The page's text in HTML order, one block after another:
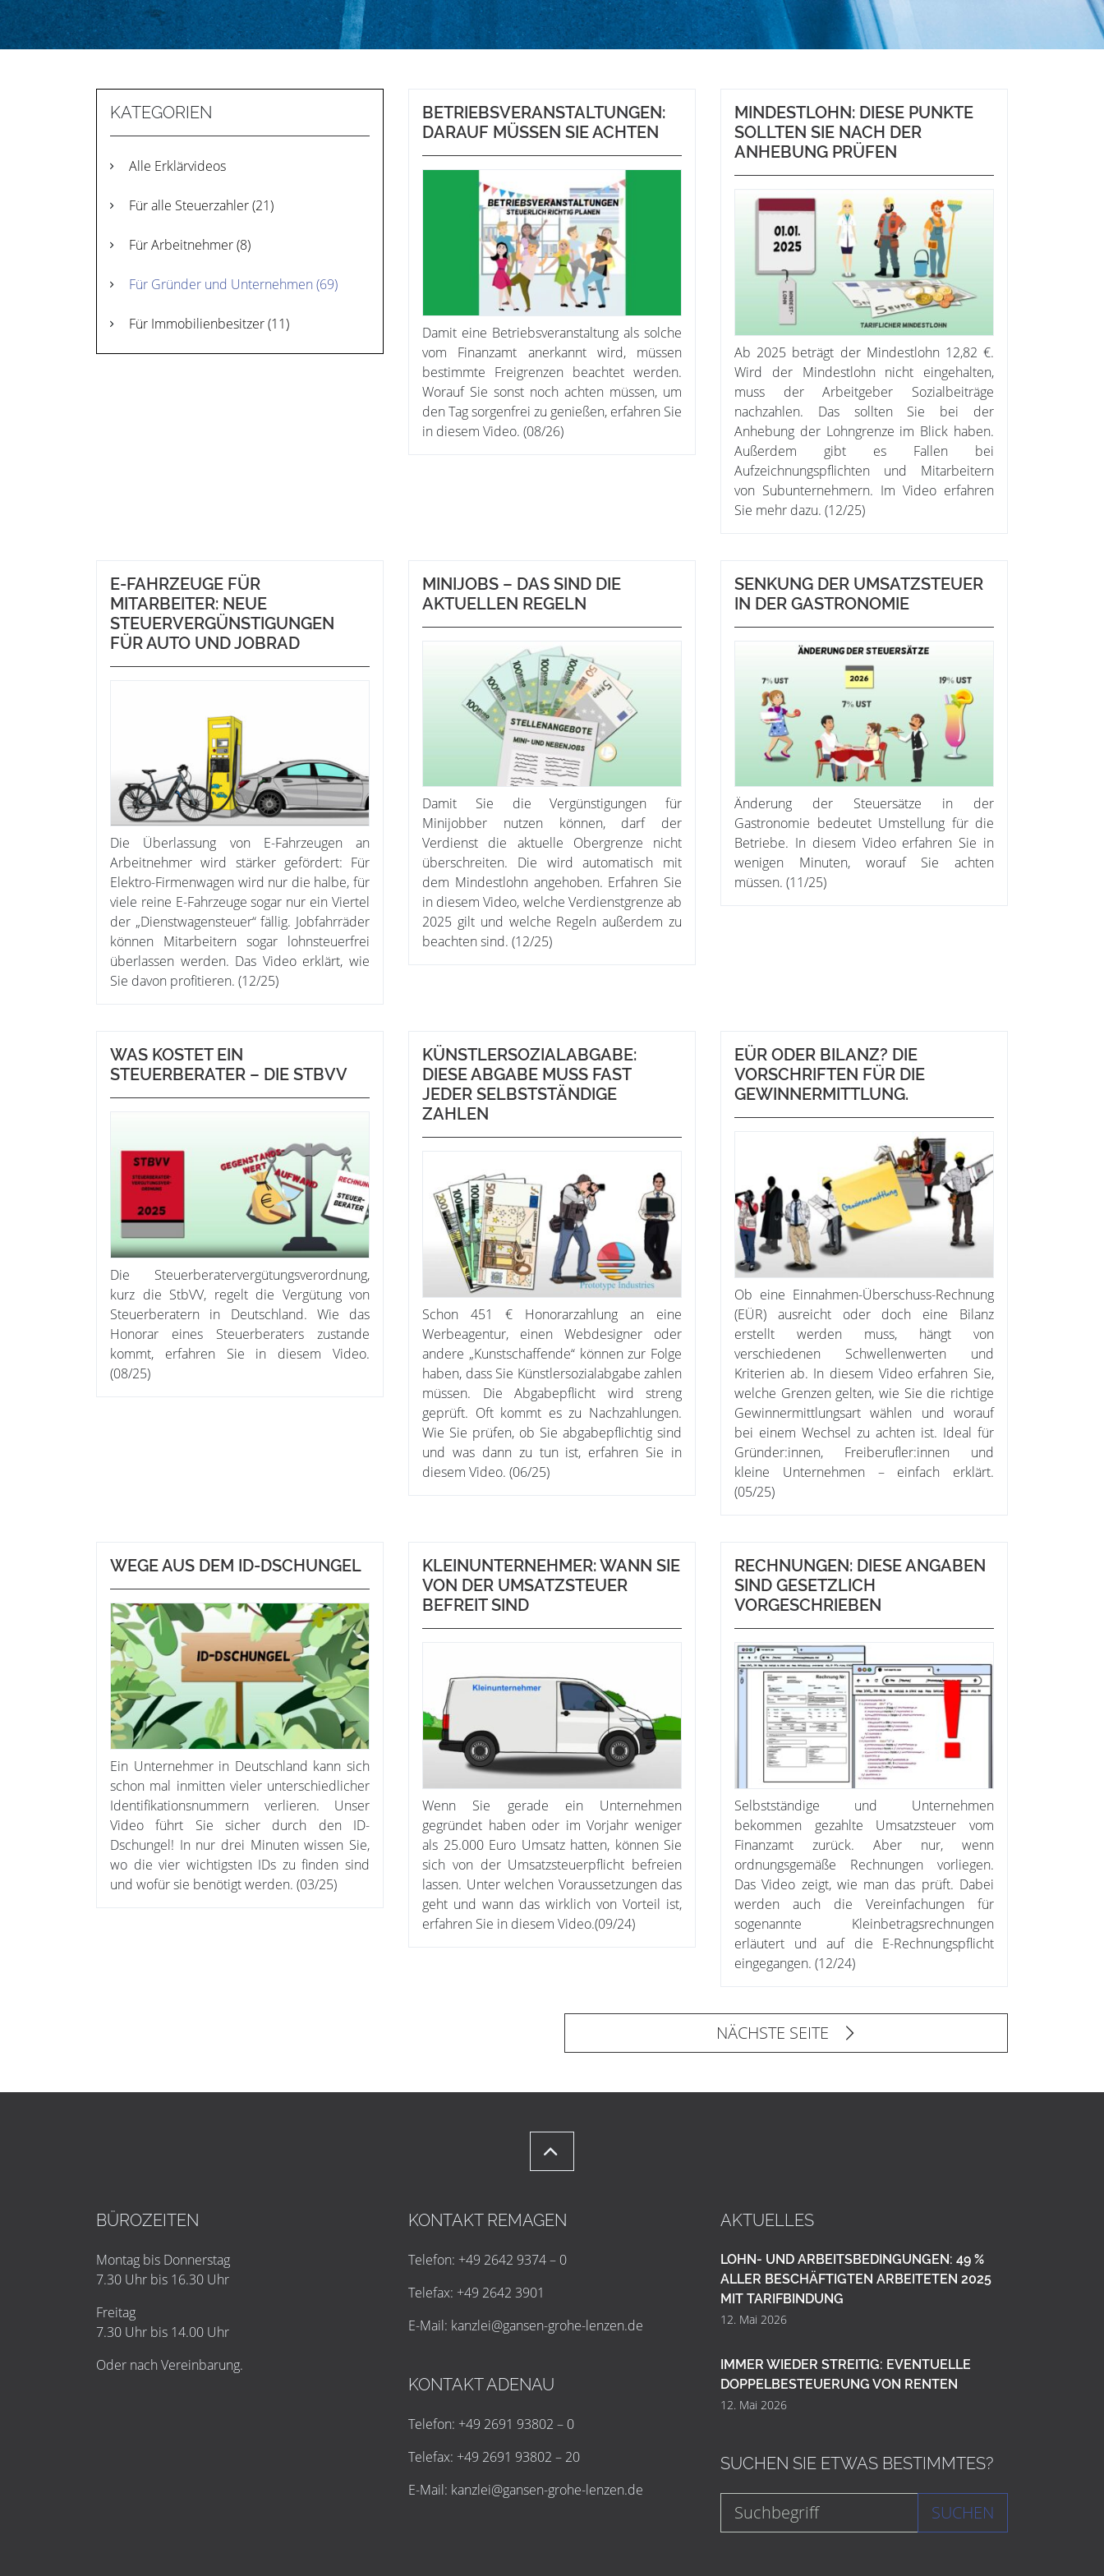
KATEGORIEN
Alle Erklärvideos
Für alle Steuerzahler(21)
Für Arbeitnehmer(8)
Für Gründer und Unternehmen(69)
Für Immobilienbesitzer(11)
BETRIEBSVERANSTALTUNGEN:
DARAUF MÜSSEN SIE ACHTEN
Damit eine Betriebsveranstaltung als solche
vom Finanzamt anerkannt wird, müssen
bestimmte Freigrenzen beachtet werden.
Worauf Sie sonst noch achten müssen, um
den Tag sorgenfrei zu genießen, erfahren Sie
in diesem Video. (08/26)
MINDESTLOHN: DIESE PUNKTE
SOLLTEN SIE NACH DER
ANHEBUNG PRÜFEN
Ab 2025 beträgt der Mindestlohn 12,82 €.
Wird der Mindestlohn nicht eingehalten,
muss der Arbeitgeber Sozialbeiträge
nachzahlen. Das sollten Sie bei der
Anhebung der Lohngrenze im Blick haben.
Außerdem gibt es Fallen bei
Aufzeichnungspflichten und Mitarbeitern
von Subunternehmern. Im Video erfahren
Sie mehr dazu. (12/25)
E-FAHRZEUGE FÜR
MITARBEITER: NEUE
STEUERVERGÜNSTIGUNGEN
FÜR AUTO UND JOBRAD
Die Überlassung von E-Fahrzeugen an
Arbeitnehmer wird stärker gefördert: Für
Elektro-Firmenwagen wird nur die halbe, für
viele reine E-Fahrzeuge sogar nur ein Viertel
der „Dienstwagensteuer“ fällig. Jobfahrräder
können Mitarbeitern sogar lohnsteuerfrei
überlassen werden. Das Video erklärt, wie
Sie davon profitieren. (12/25)
MINIJOBS – DAS SIND DIE
AKTUELLEN REGELN
Damit Sie die Vergünstigungen für
Minijobber nutzen können, darf der
Verdienst die aktuelle Obergrenze nicht
überschreiten. Die wird automatisch mit
dem Mindestlohn angehoben. Erfahren Sie
in diesem Video, welche Verdienstgrenze ab
2025 gilt und welche Regeln außerdem zu
beachten sind. (12/25)
SENKUNG DER UMSATZSTEUER
IN DER GASTRONOMIE
Änderung der Steuersätze in der
Gastronomie bedeutet Umstellung für die
Betriebe. In diesem Video erfahren Sie in
wenigen Minuten, worauf Sie achten
müssen. (11/25)
WAS KOSTET EIN
STEUERBERATER – DIE STBVV
Die Steuerberatervergütungsverordnung,
kurz die StbVV, regelt die Vergütung von
Steuerberatern in Deutschland. Wie das
Honorar eines Steuerberaters zustande
kommt, erfahren Sie in diesem Video.
(08/25)
KÜNSTLERSOZIALABGABE:
DIESE ABGABE MUSS FAST
JEDER SELBSTSTÄNDIGE
ZAHLEN
Schon 451 € Honorarzahlung an eine
Werbeagentur, einen Webdesigner oder
andere „Kunstschaffende“ können zur Folge
haben, dass Sie Künstlersozialabgabe zahlen
müssen. Die Abgabepflicht wird streng
geprüft. Oft kommt es zu Nachzahlungen.
Wie Sie prüfen, ob Sie abgabepflichtig sind
und was dann zu tun ist, erfahren Sie in
diesem Video. (06/25)
EÜR ODER BILANZ? DIE
VORSCHRIFTEN FÜR DIE
GEWINNERMITTLUNG.
Ob eine Einnahmen-Überschuss-Rechnung
(EÜR) ausreicht oder doch eine Bilanz
erstellt werden muss, hängt von
verschiedenen Schwellenwerten und
Kriterien ab. In diesem Video erfahren Sie,
welche Grenzen gelten, wie Sie die richtige
Gewinnermittlungsart wählen und worauf
bei einem Wechsel zu achten ist. Ideal für
Gründer:innen, Freiberufler:innen und
kleine Unternehmen – einfach erklärt.
(05/25)
WEGE AUS DEM ID-DSCHUNGEL
Ein Unternehmer in Deutschland kann sich
schon mal inmitten vieler unterschiedlicher
Identifikationsnummern verlieren. Unser
Video führt Sie sicher durch den ID-
Dschungel! In nur drei Minuten wissen Sie,
wo die vier wichtigsten IDs zu finden sind
und wofür sie benötigt werden. (03/25)
KLEINUNTERNEHMER: WANN SIE
VON DER UMSATZSTEUER
BEFREIT SIND
Wenn Sie gerade ein Unternehmen
gegründet haben oder im Vorjahr weniger
als 25.000 Euro Umsatz hatten, können Sie
sich von der Umsatzsteuerpflicht befreien
lassen. Unter welchen Voraussetzungen das
geht und wann das wirklich von Vorteil ist,
erfahren Sie in diesem Video.(09/24)
RECHNUNGEN: DIESE ANGABEN
SIND GESETZLICH
VORGESCHRIEBEN
Selbstständige und Unternehmen
bekommen gezahlte Umsatzsteuer vom
Finanzamt zurück. Aber nur, wenn
ordnungsgemäße Rechnungen vorliegen.
Das Video zeigt, wie man das prüft. Dabei
werden auch die Vereinfachungen für
sogenannte Kleinbetragsrechnungen
erläutert und auf die E-Rechnungspflicht
eingegangen. (12/24)
NÄCHSTE SEITE
BÜROZEITEN
Montag bis Donnerstag
7.30 Uhr bis 16.30 Uhr
Freitag
7.30 Uhr bis 14.00 Uhr
Oder nach Vereinbarung.
KONTAKT REMAGEN
Telefon: +49 2642 9374 – 0
Telefax: +49 2642 3901
E-Mail: kanzlei@gansen-grohe-lenzen.de
KONTAKT ADENAU
Telefon: +49 2691 93802 – 0
Telefax: +49 2691 93802 – 20
E-Mail: kanzlei@gansen-grohe-lenzen.de
AKTUELLES
LOHN- UND ARBEITSBEDINGUNGEN: 49 %
ALLER BESCHÄFTIGTEN ARBEITETEN 2025
MIT TARIFBINDUNG
12. Mai 2026
IMMER WIEDER STREITIG: EVENTUELLE
DOPPELBESTEUERUNG VON RENTEN
12. Mai 2026
SUCHEN SIE ETWAS BESTIMMTES?
SUCHEN